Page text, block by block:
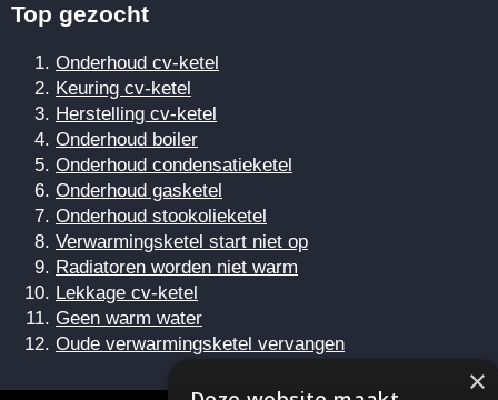
Top gezocht
Onderhoud cv-ketel
Keuring cv-ketel
Herstelling cv-ketel
Onderhoud boiler
Onderhoud condensatieketel
Onderhoud gasketel
Onderhoud stookolieketel
Verwarmingsketel start niet op
Radiatoren worden niet warm
Lekkage cv-ketel
Geen warm water
Oude verwarmingsketel vervangen
×